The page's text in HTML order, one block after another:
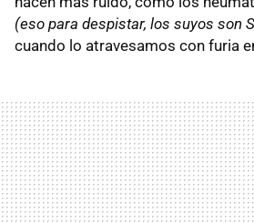
(eso para despistar, los suyos son
cuando lo atravesamos con furia